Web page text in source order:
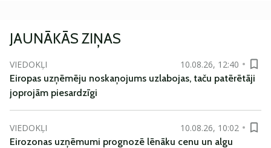
JAUNĀKĀS ZIŅAS
VIEDOKĻI
10.08.26, 12:40
Eiropas uzņēmēju noskaņojums uzlabojas, taču patērētāji
joprojām piesardzīgi
VIEDOKĻI
10.08.26, 10:02
Eirozonas uzņēmumi prognozē lēnāku cenu un algu